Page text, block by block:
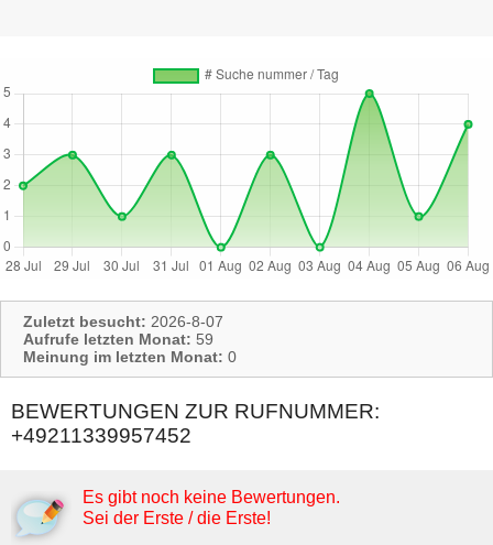
Zuletzt besucht: 2026-8-07
Aufrufe letzten Monat: 59
Meinung im letzten Monat: 0
BEWERTUNGEN ZUR RUFNUMMER:
+49211339957452
Es gibt noch keine Bewertungen.
Sei der Erste / die Erste!